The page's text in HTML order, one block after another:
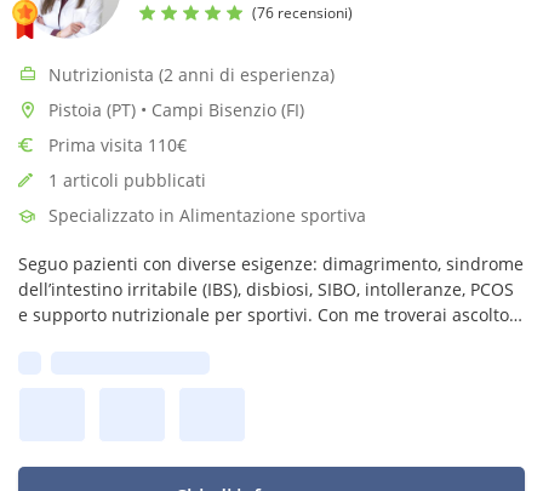
(76 recensioni)
Nutrizionista (2 anni di esperienza)
Pistoia (PT) • Campi Bisenzio (FI)
Prima visita 110€
1 articoli pubblicati
Specializzato in Alimentazione sportiva
Seguo pazienti con diverse esigenze: dimagrimento, sindrome
dell’intestino irritabile (IBS), disbiosi, SIBO, intolleranze, PCOS
e supporto nutrizionale per sportivi. Con me troverai ascolto e